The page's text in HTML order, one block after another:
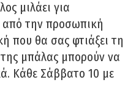
μιλάει για
από την προσωπική
που θα σας φτιάξει τη
της μπάλας μπορούν να
Κάθε Σάββατο 10 με